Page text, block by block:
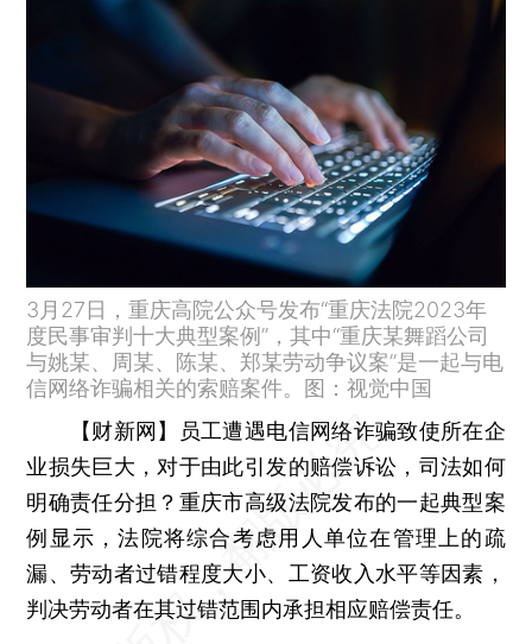
3月27日，重庆高院公众号发布“重庆法院2023年
度民事审判十大典型案例”，其中“重庆某舞蹈公司
与姚某、周某、陈某、郑某劳动争议案”是一起与电
信网络诈骗相关的索赔案件。图：视觉中国
【财新网】
员工遭遇电信网络诈骗致使所在企
业损失巨大，对于由此引发的赔偿诉讼，司法如何
明确责任分担？重庆市高级法院发布的一起典型案
例显示，法院将综合考虑用人单位在管理上的疏
漏、劳动者过错程度大小、工资收入水平等因素，
判决劳动者在其过错范围内承担相应赔偿责任。